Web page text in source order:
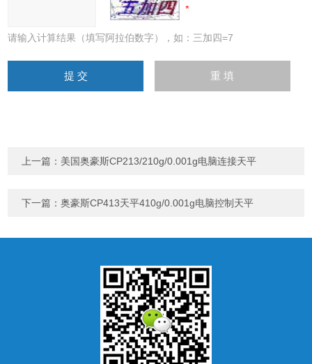
请输入计算结果（填写阿拉伯数字），如：三加四=7
上一篇： 美国奥豪斯CP213/210g/0.001g电脑连接天平
下一篇：奥豪斯CP413天平410g/0.001g电脑控制天平